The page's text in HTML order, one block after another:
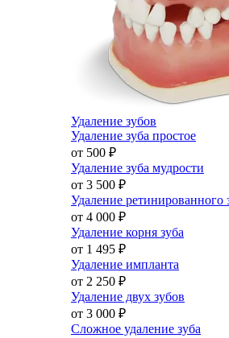
Удаление зубов
Удаление зуба простое
от 500 ₽
Удаление зуба мудрости
от 3 500 ₽
Удаление ретинированного
от 4 000 ₽
Удаление корня зуба
от 1 495 ₽
Удаление импланта
от 2 250 ₽
Удаление двух зубов
от 3 000 ₽
Сложное удаление зуба